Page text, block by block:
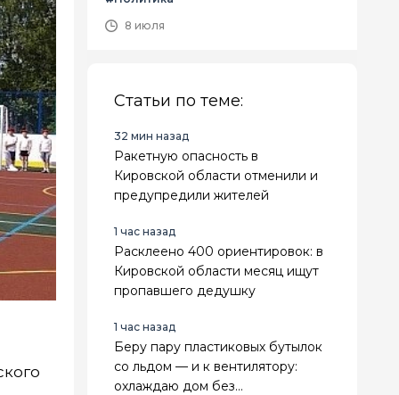
8 июля
Статьи по теме:
32 мин назад
Ракетную опасность в
Кировской области отменили и
предупредили жителей
1 час назад
Расклеено 400 ориентировок: в
Кировской области месяц ищут
пропавшего дедушку
1 час назад
Беру пару пластиковых бутылок
со льдом — и к вентилятору:
охлаждаю дом без